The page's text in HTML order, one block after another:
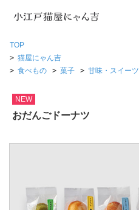
TOP
> 猫屋にゃん吉
> 食べもの > 菓子 > 甘味・スイーツ
NEW
おだんごドーナツ